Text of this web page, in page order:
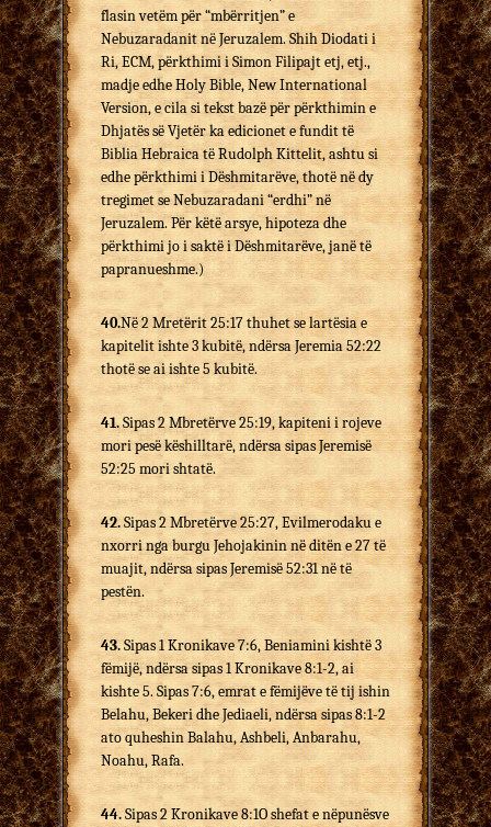
flasin vetëm për “mbërritjen” e
Nebuzaradanit në Jeruzalem. Shih Diodati i
Ri, ECM, përkthimi i Simon Filipajt etj, etj.,
madje edhe Holy Bible, New International
Version, e cila si tekst bazë për përkthimin e
Dhjatës së Vjetër ka edicionet e fundit të
Biblia Hebraica të Rudolph Kittelit, ashtu si
edhe përkthimi i Dëshmitarëve, thotë në dy
tregimet se Nebuzaradani “erdhi” në
Jeruzalem. Për këtë arsye, hipoteza dhe
përkthimi jo i saktë i Dëshmitarëve, janë të
papranueshme.)
40.Në 2 Mretërit 25:17 thuhet se lartësia e
kapitelit ishte 3 kubitë, ndërsa Jeremia 52:22
thotë se ai ishte 5 kubitë.
41.Sipas 2 Mbretërve 25:19, kapiteni i rojeve
mori pesë këshilltarë, ndërsa sipas Jeremisë
52:25 mori shtatë.
42.Sipas 2 Mbretërve 25:27, Evilmerodaku e
nxorri nga burgu Jehojakinin në ditën e 27 të
muajit, ndërsa sipas Jeremisë 52:31 në të
pestën.
43.Sipas 1 Kronikave 7:6, Beniamini kishtë 3
fëmijë, ndërsa sipas 1 Kronikave 8:1-2, ai
kishte 5. Sipas 7:6, emrat e fëmijëve të tij ishin
Belahu, Bekeri dhe Jediaeli, ndërsa sipas 8:1-2
ato quheshin Balahu, Ashbeli, Anbarahu,
Noahu, Rafa.
44.Sipas 2 Kronikave 8:1O shefat e nëpunësve